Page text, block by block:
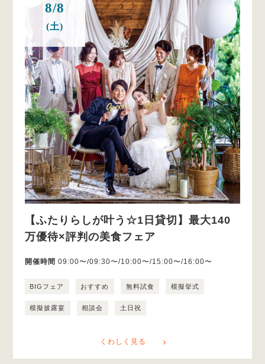
8/8
(土)
【ふたりらしが叶う☆1日貸切】最大140
万優待×評判の美食フェア
開催時間 09:00〜/09:30〜/10:00〜/15:00〜/16:00〜
BIGフェア おすすめ 無料試食 模擬挙式
模擬披露宴 相談会 土日祝
くわしく見る